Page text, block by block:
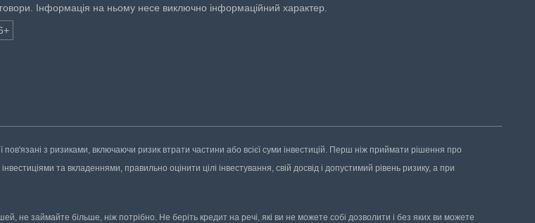
Інформація на ньому несе виключно інформаційний характер.
пов'язані з ризиками, включаючи ризик втрати частини або всієї суми інвестицій. Перш ніж приймати рішення про
та вкладеннями, правильно оцінити цілі інвестування, свій досвід і допустимий рівень ризику, а при
не займайте більше, ніж потрібно. Не беріть кредит на речі, які ви не можете собі дозволити і без яких ви можете